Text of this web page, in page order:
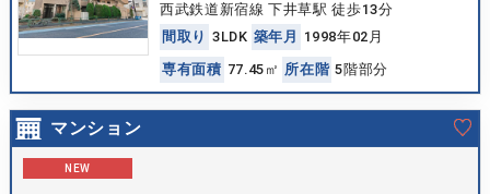
西武鉄道新宿線 下井草駅 徒歩13分
間 取 り 3LDK 築年 月
1998年02月
専有面積 77.45㎡ 所在 階 5階部分
マンション
NEW